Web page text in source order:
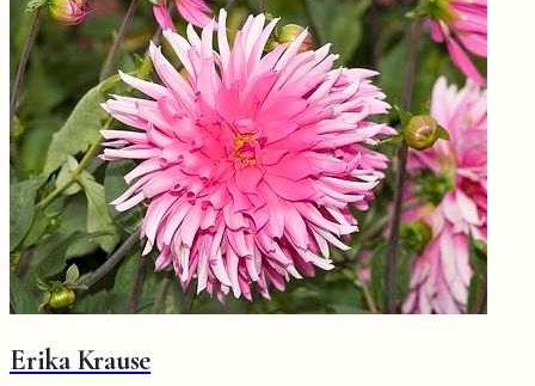
Erika Krause